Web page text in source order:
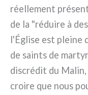
réel­le­ment
de la "rédui­re à
l'Église est plei­ne
de sain­ts de
discré­dit du Malin,
croi­re que nous